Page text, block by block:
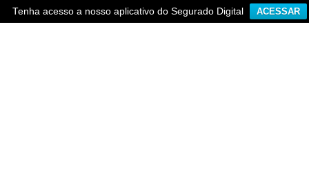
Tenha acesso a nosso aplicativo do Segurado Digital ACESSAR